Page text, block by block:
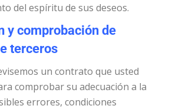
del espíritu de sus deseos.
y comprobación de
terceros
un contrato que usted
comprobar su adecuación a la
errores, condiciones